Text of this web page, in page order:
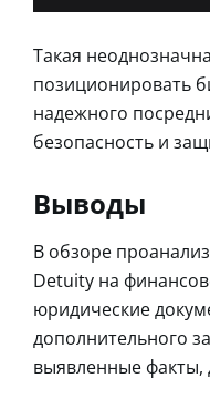
Такая
позиционировать
надежного
безопасность и
Выводы
В обзоре
Detuity на
юридические
дополнительного
выявленные